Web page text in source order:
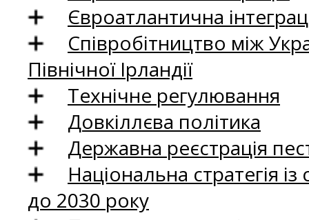
Євроатлантична
Співробітництво між
Північної Ірландії
Технічне регулювання
Довкіллєва політика
Державна реєстрація
Національна стратегія
до 2030 року